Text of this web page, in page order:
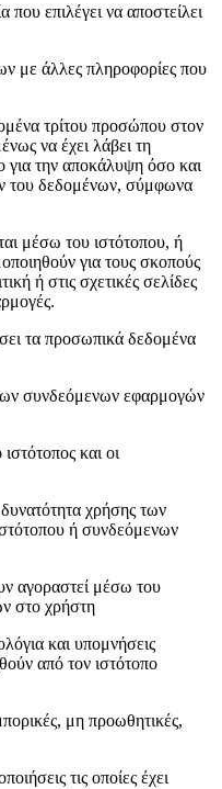
επιλέγει να αποστείλει
με άλλες πληροφορίες που
τρίτου προσώπου στον
να έχει λάβει τη
την αποκάλυψη όσο και
του δεδομένων, σύμφωνα
μέσω του ιστότοπου, ή
για τους σκοπούς
ή στις σχετικές σελίδες
τα προσωπικά δεδομένα
συνδεόμενων εφαρμογών
και οι
χρήσης των
ή συνδεόμενων
αγοραστεί μέσω του
στο χρήστη
και υπομνήσεις
από τον ιστότοπο
μη προωθητικές,
τις οποίες έχει